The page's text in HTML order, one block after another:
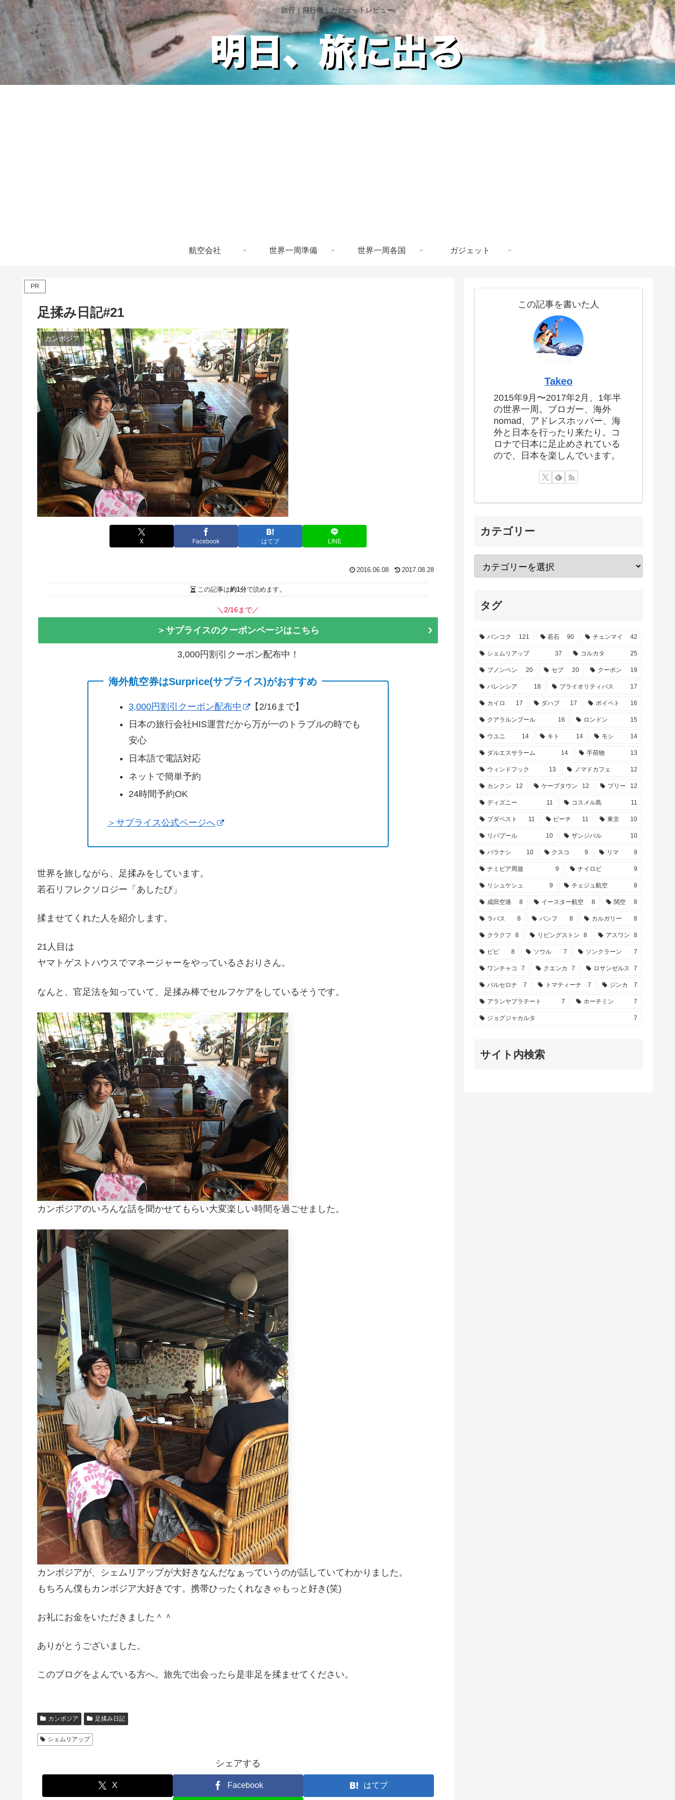
旅行｜飛行機｜ガジェットレビュー
航空会社 世界一周準備 世界一周各国 ガジェット
PR
足揉み日記#21
カンボジア
X Facebook はてブ LINE
2016.06.08 2017.08.28
この記事は約1分で読めます。
＼2/16まで／
＞サプライスのクーポンページはこちら
3,000円割引クーポン配布中！
海外航空券はSurprice(サプライス)がおすすめ
3,000円割引クーポン配布中
【2/16まで】
日本の旅行会社HIS運営だから万が一のトラブルの時でも
安心
日本語で電話対応
ネットで簡単予約
24時間予約OK
＞サプライス公式ページへ
世界を旅しながら、足揉みをしています。
若石リフレクソロジー「あしたび」
揉ませてくれた人を紹介します。
21人目は
ヤマトゲストハウスでマネージャーをやっているさおりさん。
なんと、官足法を知っていて、足揉み棒でセルフケアをしているそうです。
カンボジアのいろんな話を聞かせてもらい大変楽しい時間を過ごせました。
カンボジアが、シェムリアップが大好きなんだなぁっていうのが話していてわかりました。
もちろん僕もカンボジア大好きです。携帯ひったくれなきゃもっと好き(笑)
お礼にお金をいただきました＾＾
ありがとうございました。
このブログをよんでいる方へ。旅先で出会ったら是非足を揉ませてください。
カンボジア 足揉み日記
シェムリアップ
シェアする
X Facebook はてブ
この記事を書いた人
Takeo
2015年9月〜2017年2月、1年半
の世界一周。ブロガー、海外
nomad、アドレスホッパー、海
外と日本を行ったり来たり。コ
ロナで日本に足止めされている
ので、日本を楽しんでいます。
カテゴリー
タグ
バンコク 121 若石 90 チェンマイ 42
シェムリアップ 37 コルカタ 25
プノンペン 20 セブ 20 クーポン 19
バレンシア 18 プライオリティパス 17
カイロ 17 ダハブ 17 ポイペト 16
クアラルンプール 16 ロンドン 15
ウユニ 14 キト 14 モシ 14
ダルエスサラーム 14 手荷物 13
ウィンドフック 13 ノマドカフェ 12
カンクン 12 ケープタウン 12 プリー 12
ディズニー 11 コスメル島 11
ブダペスト 11 ビーチ 11 東京 10
リバプール 10 ザンジバル 10
バラナシ 10 クスコ 9 リマ 9
ナミビア周遊 9 ナイロビ 9
リシュケシュ 9 チェジュ航空 8
成田空港 8 イースター航空 8 関空 8
ラパス 8 バンフ 8 カルガリー 8
クラクフ 8 リビングストン 8 アスワン 8
ピピ 8 ソウル 7 ソンクラーン 7
ワンチャコ 7 クエンカ 7 ロサンゼルス 7
バルセロナ 7 トマティーナ 7 ジンカ 7
アランヤプラテート 7 ホーチミン 7
ジョグジャカルタ 7
サイト内検索